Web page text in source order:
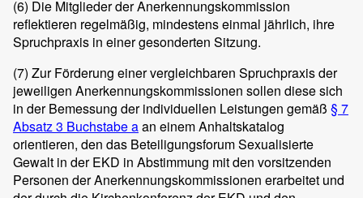
(6) Die Mitglieder der Anerkennungskommission
reflektieren regelmäßig, mindestens einmal jährlich, ihre
Spruchpraxis in einer gesonderten Sitzung.
(7) Zur Förderung einer vergleichbaren Spruchpraxis der
jeweiligen Anerkennungskommissionen sollen diese sich
in der Bemessung der individuellen Leistungen gemäß § 7
Absatz 3 Buchstabe aan einem Anhaltskatalog
orientieren, den das Beteiligungsforum Sexualisierte
Gewalt in der EKD in Abstimmung mit den vorsitzenden
Personen der Anerkennungskommissionen erarbeitet und